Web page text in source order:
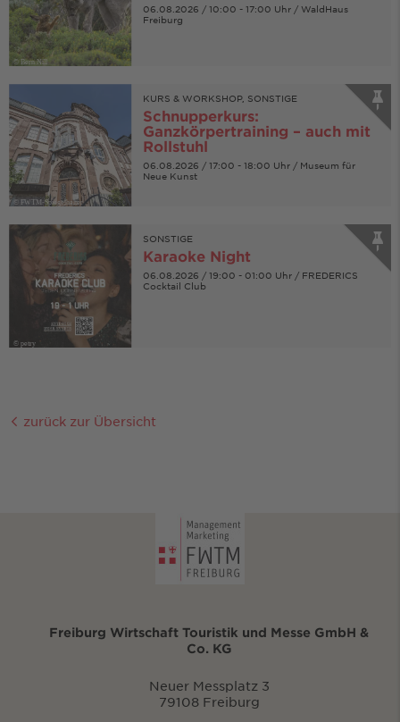
© Bern Nill
06.08.2026 / 10:00 - 17:00 Uhr / WaldHaus
Freiburg
© FWTM-Spiegelhalter
KURS & WORKSHOP, SONSTIGE
Schnupperkurs:
Ganzkörpertraining – auch mit
Rollstuhl
06.08.2026 / 17:00 - 18:00 Uhr / Museum für
Neue Kunst
© petry
SONSTIGE
Karaoke Night
06.08.2026 / 19:00 - 01:00 Uhr / FREDERICS
Cocktail Club
zurück zur Übersicht
Freiburg Wirtschaft Touristik und Messe GmbH &
Co. KG
Neuer Messplatz 3
79108 Freiburg